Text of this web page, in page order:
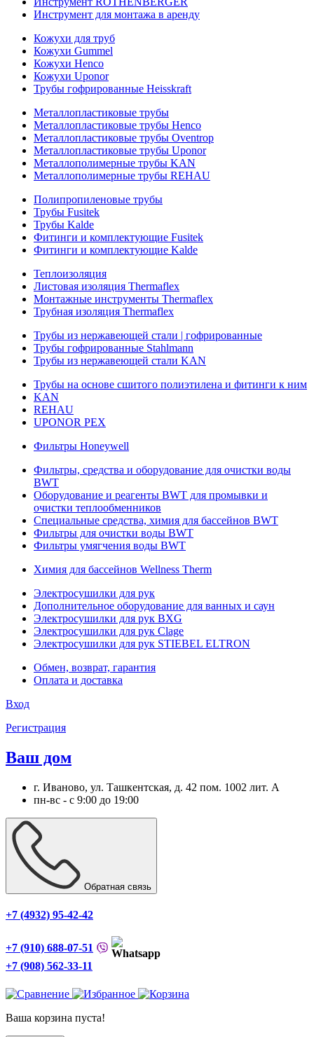
Инструмент для монтажа в аренду
Кожухи для труб
Кожухи Gummel
Кожухи Henco
Кожухи Uponor
Трубы гофрированные Heisskraft
Металлопластиковые трубы
Металлопластиковые трубы Henco
Металлопластиковые трубы Oventrop
Металлопластиковые трубы Uponor
Металлополимерные трубы KAN
Металлополимерные трубы REHAU
Полипропиленовые трубы
Трубы Fusitek
Трубы Kalde
Фитинги и комплектующие Fusitek
Фитинги и комплектующие Kalde
Теплоизоляция
Листовая изоляция Thermaflex
Монтажные инструменты Thermaflex
Трубная изоляция Thermaflex
Трубы из нержавеющей стали | гофрированные
Трубы гофрированные Stahlmann
Трубы из нержавеющей стали KAN
Трубы на основе сшитого полиэтилена и фитинги к ним
KAN
REHAU
UPONOR PEX
Фильтры Honeywell
Фильтры, средства и оборудование для очистки воды
BWT
Оборудование и реагенты BWT для промывки и
очистки теплообменников
Специальные средства, химия для бассейнов BWT
Фильтры для очистки воды BWT
Фильтры умягчения воды BWT
Химия для бассейнов Wellness Therm
Электросушилки для рук
Дополнительное оборудование для ванных и саун
Электросушилки для рук BXG
Электросушилки для рук Clage
Электросушилки для рук STIEBEL ELTRON
Обмен, возврат, гарантия
Оплата и доставка
Вход
Регистрация
Ваш дом
г. Иваново, ул. Ташкентская, д. 42 пом. 1002 лит. А
пн-вс - с 9:00 до 19:00
Обратная связь
+7 (4932) 95-42-42
+7 (910) 688-07-51
+7 (908) 562-33-11
Ваша корзина пуста!